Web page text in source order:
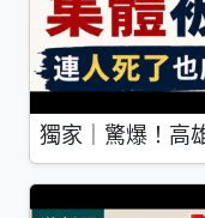
獨家｜驚爆！高